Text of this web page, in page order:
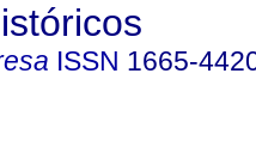
ISSN 1665-